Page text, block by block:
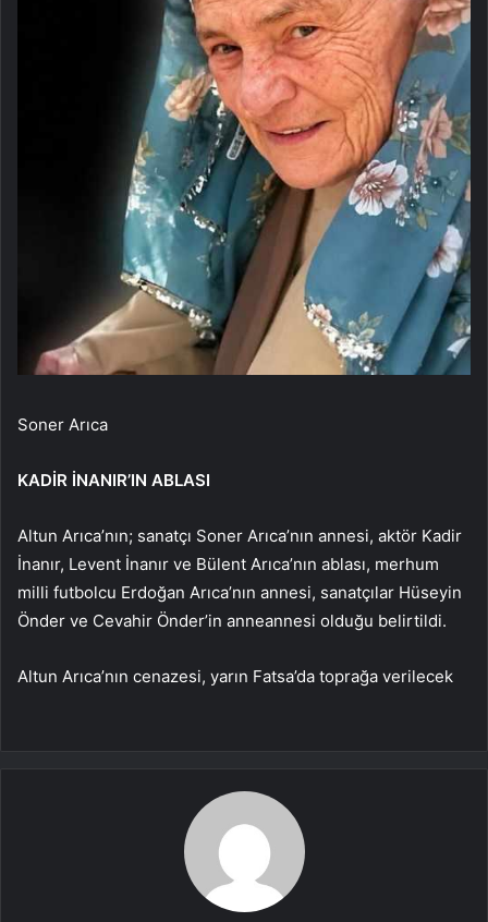
Soner Arıca
KADİR İNANIR’IN ABLASI
Altun Arıca’nın; sanatçı Soner Arıca’nın annesi, aktör Kadir
İnanır, Levent İnanır ve Bülent Arıca’nın ablası, merhum
milli futbolcu Erdoğan Arıca’nın annesi, sanatçılar Hüseyin
Önder ve Cevahir Önder’in anneannesi olduğu belirtildi.
Altun Arıca’nın cenazesi, yarın Fatsa’da toprağa verilecek